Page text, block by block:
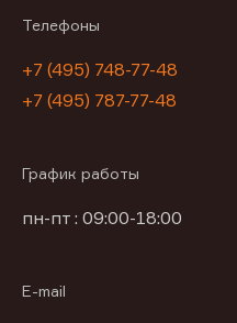
Телефоны
+7 (495) 748-77-48
+7 (495) 787-77-48
График работы
пн-пт : 09:00-18:00
E-mail